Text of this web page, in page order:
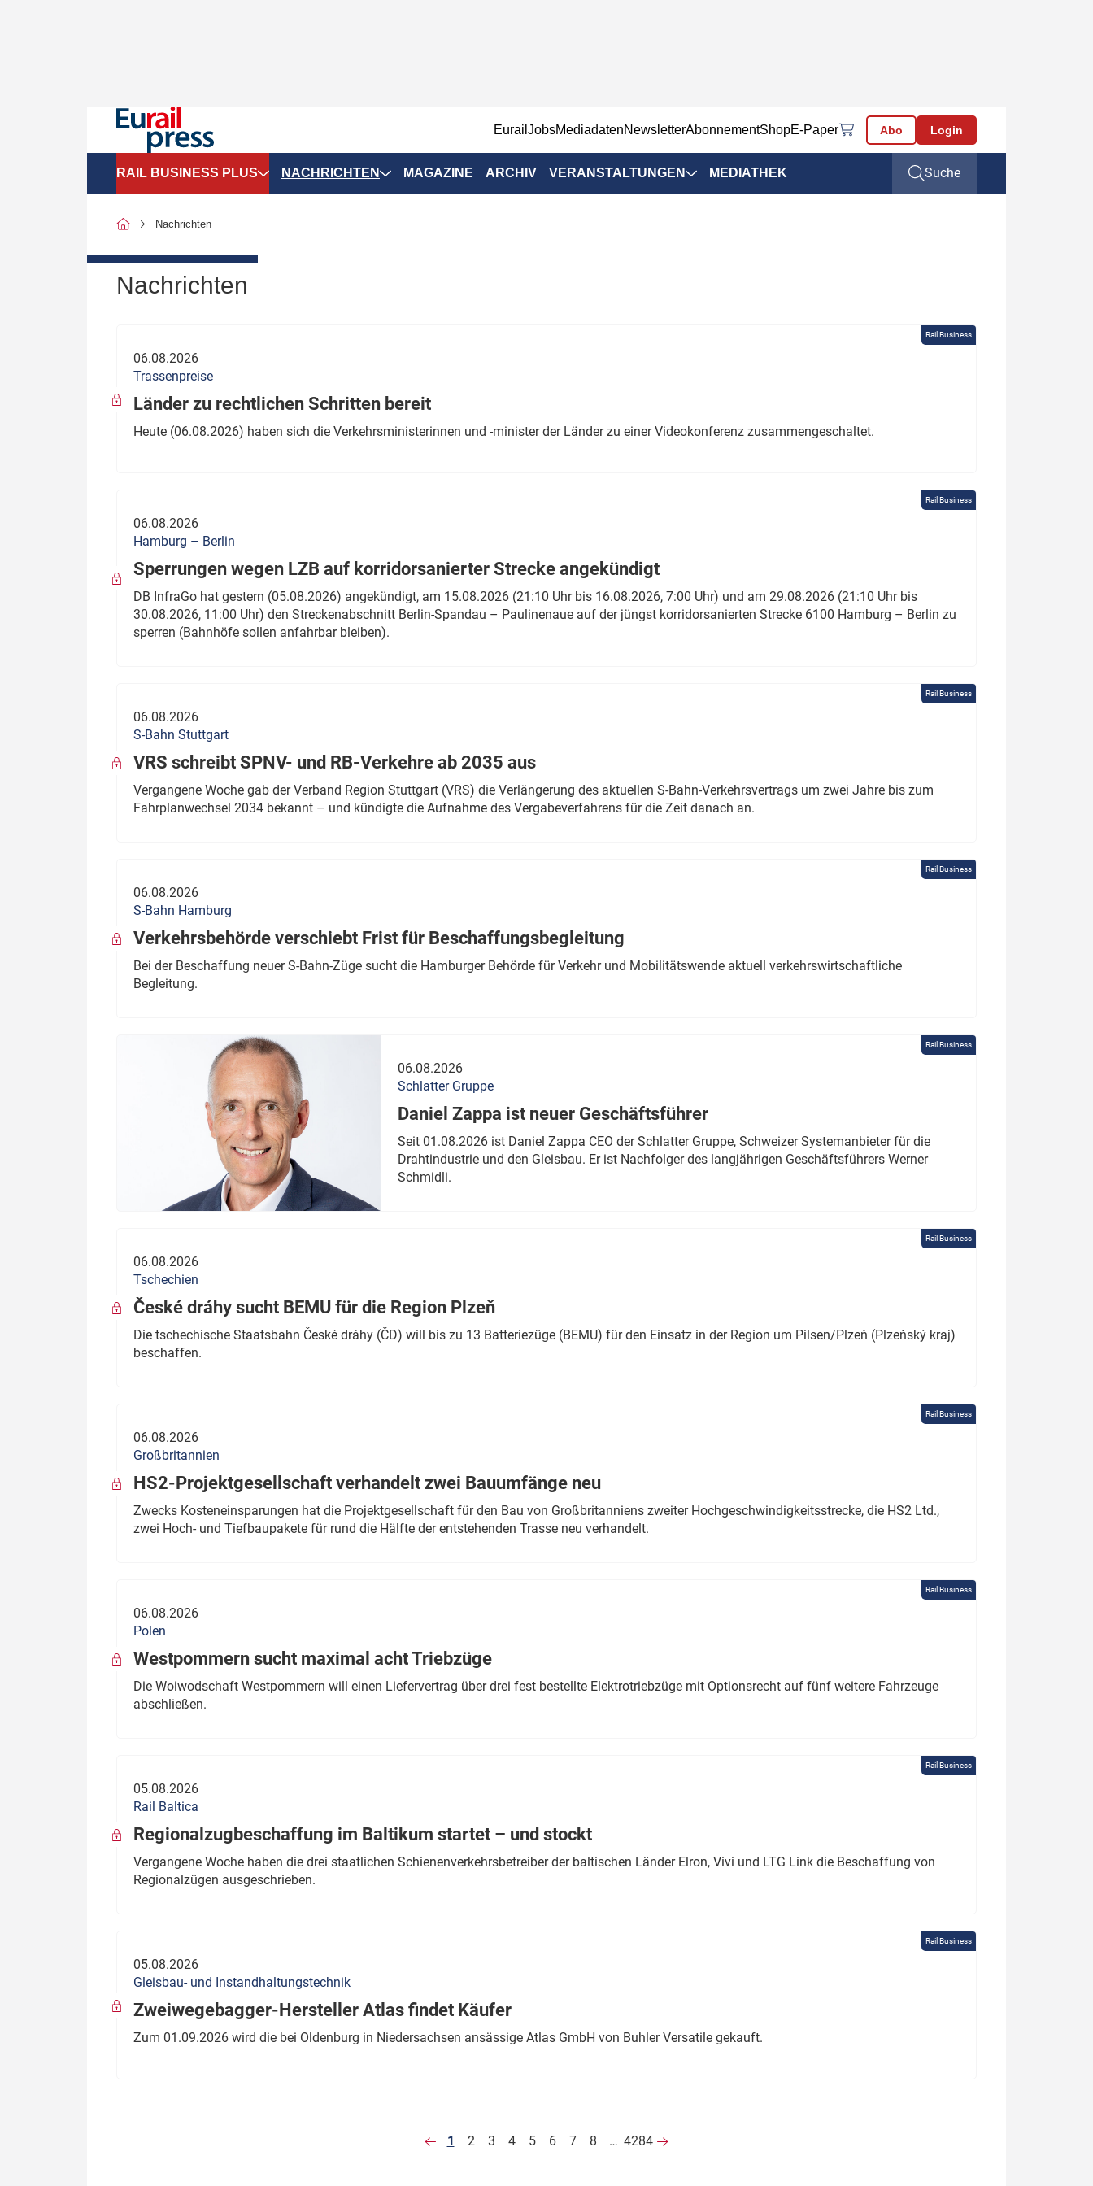
EurailJobsMediadatenNewsletterAbonnementShopE-Paper Abo Login
RAIL BUSINESS PLUS
SPNV-Marktdaten
Politik
wen?
Thema des Monats
Dossier: Generalsanierung
Dossier: ETCS
Dossier:
NACHRICHTEN MAGAZINE ARCHIV VERANSTALTUNGEN MEDIATHEK Suche
Nachrichten
Nachrichten
Rail Business
06.08.2026
Trassenpreise
Länder zu rechtlichen Schritten bereit
Heute (06.08.2026) haben sich die Verkehrsministerinnen und -minister der Länder zu einer Videokonferenz zusammengeschaltet.
Rail Business
06.08.2026
Hamburg – Berlin
Sperrungen wegen LZB auf korridorsanierter Strecke angekündigt
DB InfraGo hat gestern (05.08.2026) angekündigt, am 15.08.2026 (21:10 Uhr bis 16.08.2026, 7:00 Uhr) und am 29.08.2026 (21:10 Uhr bis
30.08.2026, 11:00 Uhr) den Streckenabschnitt Berlin-Spandau – Paulinenaue auf der jüngst korridorsanierten Strecke 6100 Hamburg – Berlin zu
sperren (Bahnhöfe sollen anfahrbar bleiben).
Rail Business
06.08.2026
S-Bahn Stuttgart
VRS schreibt SPNV- und RB-Verkehre ab 2035 aus
Vergangene Woche gab der Verband Region Stuttgart (VRS) die Verlängerung des aktuellen S-Bahn-Verkehrsvertrags um zwei Jahre bis zum
Fahrplanwechsel 2034 bekannt – und kündigte die Aufnahme des Vergabeverfahrens für die Zeit danach an.
Rail Business
06.08.2026
S-Bahn Hamburg
Verkehrsbehörde verschiebt Frist für Beschaffungsbegleitung
Bei der Beschaffung neuer S-Bahn-Züge sucht die Hamburger Behörde für Verkehr und Mobilitätswende aktuell verkehrswirtschaftliche
Begleitung.
Rail Business
06.08.2026
Schlatter Gruppe
Daniel Zappa ist neuer Geschäftsführer
Seit 01.08.2026 ist Daniel Zappa CEO der Schlatter Gruppe, Schweizer Systemanbieter für die
Drahtindustrie und den Gleisbau. Er ist Nachfolger des langjährigen Geschäftsführers Werner
Schmidli.
Rail Business
06.08.2026
Tschechien
České dráhy sucht BEMU für die Region Plzeň
Die tschechische Staatsbahn České dráhy (ČD) will bis zu 13 Batteriezüge (BEMU) für den Einsatz in der Region um Pilsen/Plzeň (Plzeňský kraj)
beschaffen.
Rail Business
06.08.2026
Großbritannien
HS2-Projektgesellschaft verhandelt zwei Bauumfänge neu
Zwecks Kosteneinsparungen hat die Projektgesellschaft für den Bau von Großbritanniens zweiter Hochgeschwindigkeitsstrecke, die HS2 Ltd.,
zwei Hoch- und Tiefbaupakete für rund die Hälfte der entstehenden Trasse neu verhandelt.
Rail Business
06.08.2026
Polen
Westpommern sucht maximal acht Triebzüge
Die Woiwodschaft Westpommern will einen Liefervertrag über drei fest bestellte Elektrotriebzüge mit Optionsrecht auf fünf weitere Fahrzeuge
abschließen.
Rail Business
05.08.2026
Rail Baltica
Regionalzugbeschaffung im Baltikum startet – und stockt
Vergangene Woche haben die drei staatlichen Schienenverkehrsbetreiber der baltischen Länder Elron, Vivi und LTG Link die Beschaffung von
Regionalzügen ausgeschrieben.
Rail Business
05.08.2026
Gleisbau- und Instandhaltungstechnik
Zweiwegebagger-Hersteller Atlas findet Käufer
Zum 01.09.2026 wird die bei Oldenburg in Niedersachsen ansässige Atlas GmbH von Buhler Versatile gekauft.
1 2 3 4 5 6 7 8 … 4284